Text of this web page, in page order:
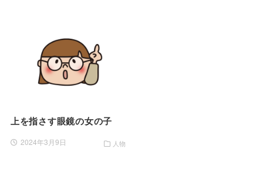
上を指さす眼鏡の女の子
2024年3月9日 人物